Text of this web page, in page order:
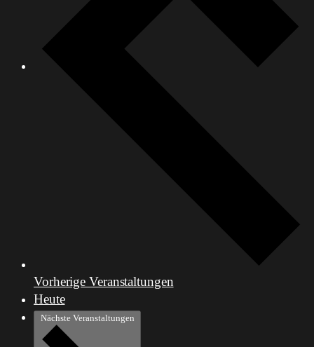
VorherigeVeranstaltungen
Heute
Nächste Veranstaltungen